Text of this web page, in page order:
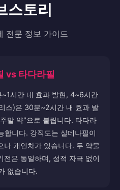
스토리
전문 정보 가이드
vs 타다라필
시간 내 효과 발현, 4~6시간
스)은 30분~2시간 내 효과 발
말 약"으로 불립니다. 타다라
니다. 강직도는 실데나필이
나 개인차가 있습니다. 두 약물
전은 동일하며, 성적 자극 없이
없습니다.